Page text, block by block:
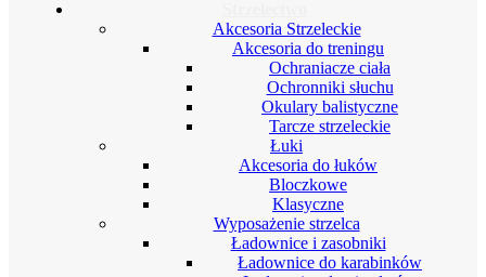
Akcesoria Strzeleckie
Akcesoria do treningu
Ochraniacze ciała
Ochronniki słuchu
Okulary balistyczne
Tarcze strzeleckie
Łuki
Akcesoria do łuków
Bloczkowe
Klasyczne
Wyposażenie strzelca
Ładownice i zasobniki
Ładownice do karabinków